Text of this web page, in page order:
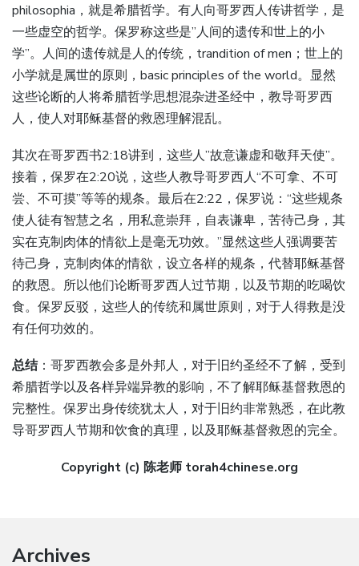
philosophia，就是希腊哲学。有人向哥罗西人传讲哲学，是
一些虚空的哲学。保罗称这些是”人间的遗传和世上的小
学”。人间的遗传就是人的传统，trandition of men；世上的
小学就是属世的原则，basic principles of the world。显然
这些论断的人将希腊哲学思想混杂进圣经中，教导哥罗西
人，使人对耶稣基督的救恩理解混乱。
其次在哥罗西书2:18讲到，这些人”故意谦虚和敬拜天使”。
接着，保罗在2:20说，这些人教导哥罗西人“不可拿、不可
尝、不可摸”等等的规条。最后在2:22，保罗说：“这些规条
使人徒有智慧之名，用私意崇拜，自表谦卑，苦待己身，其
实在克制肉体的情欲上是毫无功效。”显然这些人强调要苦
待己身，克制肉体的情欲，设立各样的规条，代替耶稣基督
的救恩。所以他们论断哥罗西人过节期，以及节期的吃喝饮
食。保罗反驳，这些人的传统和属世原则，对于人得救是没
有任何功效的。
总结：哥罗西教会多是外邦人，对于旧约圣经不了解，受到
希腊哲学以及各样异端异教的影响，不了解耶稣基督救恩的
完整性。保罗出身传统犹太人，对于旧约非常熟悉，在此教
导哥罗西人节期和饮食的真理，以及耶稣基督救恩的完全。
Copyright (c) 陈老师 torah4chinese.org
Archives